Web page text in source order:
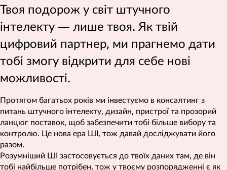
Твоя подорож у світ штучного
інтелекту — лише твоя. Як твій
цифровий партнер, ми прагнемо дати
тобі змогу відкрити для себе нові
можливості.
Протягом багатьох років ми інвестуємо в консалтинг з
питань штучного інтелекту, дизайн, пристрої та прозорий
ланцюг поставок, щоб забезпечити тобі більше вибору та
контролю. Це нова ера ШІ, тож давай досліджувати його
разом.
Розумніший ШІ застосовується до твоїх даних там, де він
тобі найбільше потрібен, тож у твоєму розпорядженні є як